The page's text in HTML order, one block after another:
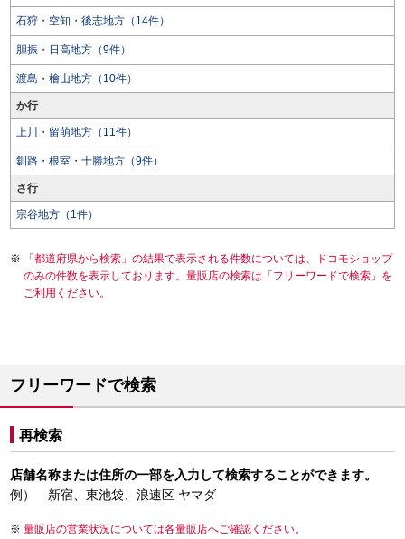
石狩・空知・後志地方（14件）
胆振・日高地方（9件）
渡島・檜山地方（10件）
か行
上川・留萌地方（11件）
釧路・根室・十勝地方（9件）
さ行
宗谷地方（1件）
「都道府県から検索」の結果で表示される件数については、ドコモショップ
のみの件数を表示しております。量販店の検索は「フリーワードで検索」を
ご利用ください。
フリーワードで検索
再検索
店舗名称または住所の一部を入力して検索することができます。
例） 新宿、東池袋、浪速区 ヤマダ
量販店の営業状況については各量販店へご確認ください。